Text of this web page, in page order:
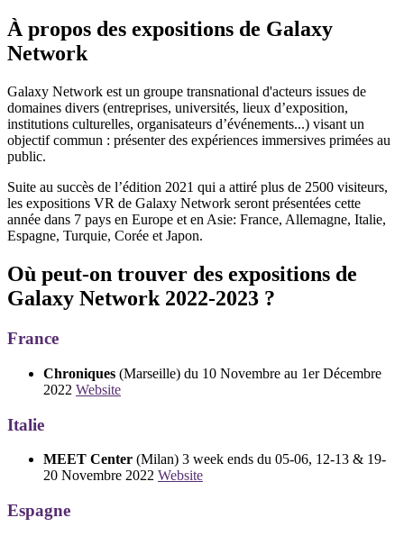
À propos des expositions de Galaxy
Network
Galaxy Network est un groupe transnational d'acteurs issues de
domaines divers (entreprises, universités, lieux d’exposition,
institutions culturelles, organisateurs d’événements...) visant un
objectif commun : présenter des expériences immersives primées au
public.
Suite au succès de l’édition 2021 qui a attiré plus de 2500 visiteurs,
les expositions VR de Galaxy Network seront présentées cette
année dans 7 pays en Europe et en Asie: France, Allemagne, Italie,
Espagne, Turquie, Corée et Japon.
Où peut-on trouver des expositions de
Galaxy Network 2022-2023 ?
France
Chroniques (Marseille) du 10 Novembre au 1er Décembre
2022 Website
Italie
MEET Center (Milan) 3 week ends du 05-06, 12-13 & 19-
20 Novembre 2022 Website
Espagne